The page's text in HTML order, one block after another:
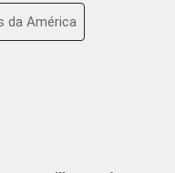
da América